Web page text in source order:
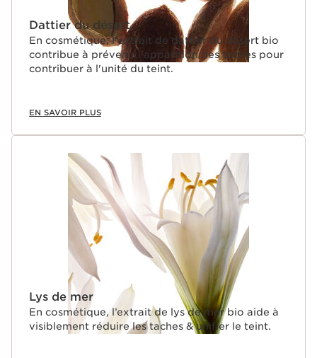
Dattier du désert
En cosmétique, l'extrait de dattier du désert bio
contribue à prévenir l'apparition des taches pour
contribuer à l'unité du teint.
EN SAVOIR PLUS
Lys de mer
En cosmétique, l’extrait de lys de mer bio aide à
visiblement réduire les taches & unifier le teint.